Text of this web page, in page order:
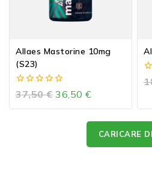
Allaes Mastorine 10mg
(S23)
0
out
of
37,50€ 36,50 €
0
CARICARE